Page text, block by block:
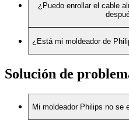
¿Puedo enrollar el cable
¿Está mi moldeador de
Solución de
Mi moldeador Philips no se